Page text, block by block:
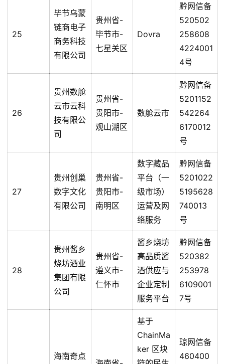
25
毕节乌蒙
链商电子
商务科技
有限公司
贵州省-
毕节市-
七星关区
Dovra
黔网信备
520502
258608
4224001
4号
26
贵州数舱
云市云科
技有限公
司
贵州省-
贵阳市-
观山湖区
数舱云市
黔网信备
5201152
542264
6170012
号
27
贵州创巢
数字文化
有限公司
贵州省-
贵阳市-
南明区
数字藏品
平台（一
级市场）
运营及网
络服务
黔网信备
5201022
5195628
740013
号
28
贵州酱乡
烧坊酒业
集团有限
公司
贵州省-
遵义市-
仁怀市
酱乡烧坊
高品质酱
酒供应与
企业定制
服务平台
黔网信备
520382
253978
6109001
7号
海南奇点
基于
ChainMa
ker 区块
琼网信备
460400